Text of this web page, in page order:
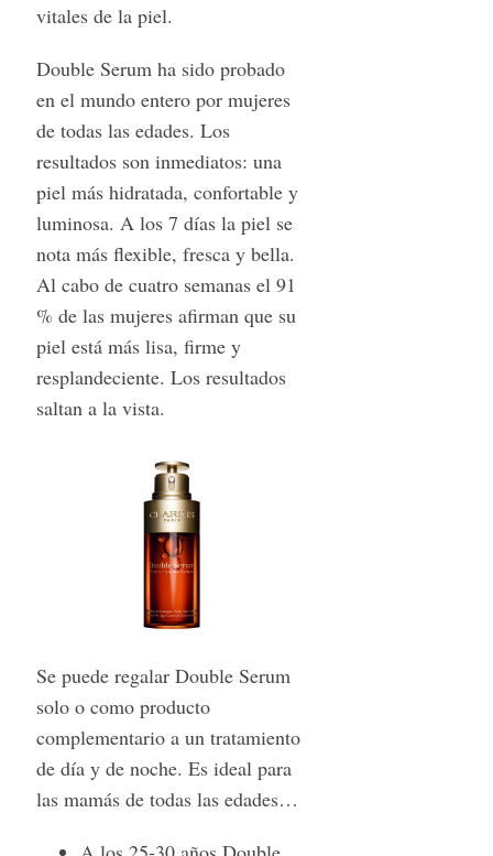
vitales de la piel.
Double Serum ha sido probado
en el mundo entero por mujeres
de todas las edades. Los
resultados son inmediatos: una
piel más hidratada, confortable y
luminosa. A los 7 días la piel se
nota más flexible, fresca y bella.
Al cabo de cuatro semanas el 91
% de las mujeres afirman que su
piel está más lisa, firme y
resplandeciente. Los resultados
saltan a la vista.
Se puede regalar Double Serum
solo o como producto
complementario a un tratamiento
de día y de noche. Es ideal para
las mamás de todas las edades…
e